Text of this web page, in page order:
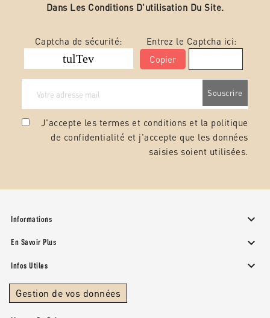
Dans Les Conditions D'utilisation Du Site.
Captcha de sécurité:
Entrez le Captcha ici:
Copier
J'accepte les termes et conditions et la politique
de confidentialité et j'accepte que les données
saisies soient utilisées.
Informations 
En Savoir Plus 
Infos Utiles 
Gestion de vos données